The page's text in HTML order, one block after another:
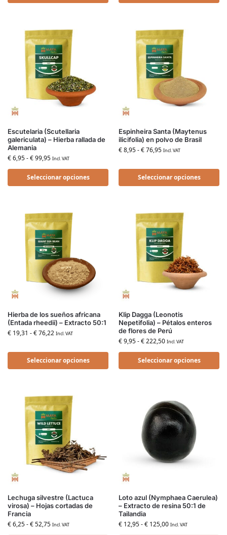
Escutelaria (Scutellaria
galericulata) – Hierba rallada de
Alemania
€6,95-€99,95 Incl. VAT
Seleccionar opciones
Espinheira Santa (Maytenus
ilicifolia) en polvo de Brasil
€8,95-€76,95 Incl. VAT
Seleccionar opciones
Hierba de los sueños africana
(Entada rheedii) – Extracto 50:1
€ 19,31 -€76,22 Incl. VAT
Seleccionar opciones
Klip Dagga (Leonotis
Nepetifolia) – Pétalos enteros
de flores de Perú
€9,95-€222,50 Incl. VAT
Seleccionar opciones
Lechuga silvestre (Lactuca
virosa) – Hojas cortadas de
Francia
€6,25-€52,75 Incl. VAT
Loto azul (Nymphaea Caerulea)
– Extracto de resina 50:1 de
Tailandia
€ 12,95-€ 125,00 Incl. VAT